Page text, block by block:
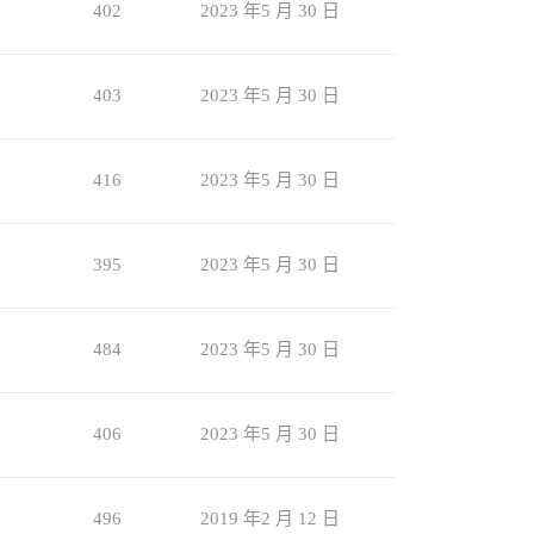
402 2023 年5 月 30 日
403 2023 年5 月 30 日
416 2023 年5 月 30 日
395 2023 年5 月 30 日
484 2023 年5 月 30 日
406 2023 年5 月 30 日
496 2019 年2 月 12 日